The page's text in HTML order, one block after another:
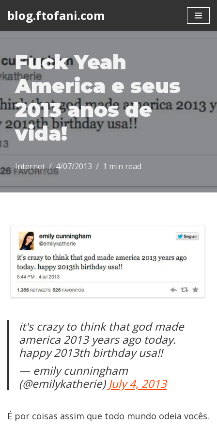
content
blog.ftofani.com
Fuck Yeah
America e seus
2013 anos de
vida!
Internet 4/07/2013 1 min read
it's crazy to think that god made
america 2013 years ago today.
happy 2013th birthday usa!!
— emily cunningham
(@emilykatherie) July 4, 2013
É por coisas assim que todo mundo odeia vocês.